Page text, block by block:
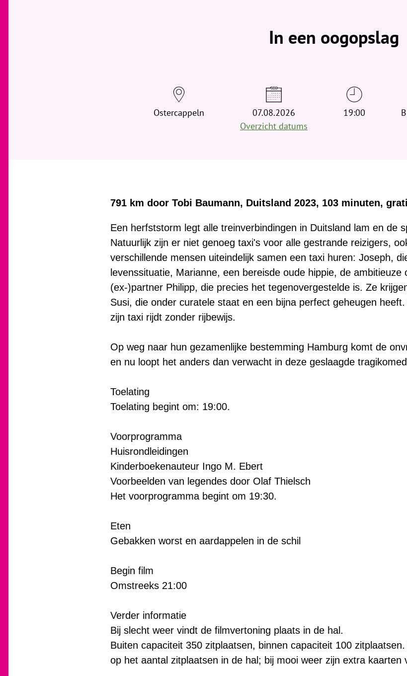
In een oogopslag
Ostercappeln
07.08.2026
Overzicht datums
19:00
791 km door Tobi Baumann, Duitsland 2023, 103 minuten,
Een herfststorm legt alle treinverbindingen in Duitsland lam en de
Natuurlijk zijn er niet genoeg taxi's voor alle gestrande reizigers,
verschillende mensen uiteindelijk samen een taxi huren: Joseph,
levenssituatie, Marianne, een bereisde oude hippie, de ambitieuze
(ex-)partner Philipp, die precies het tegenovergestelde is. Ze
Susi, die onder curatele staat en een bijna perfect geheugen
zijn taxi rijdt zonder rijbewijs.
Op weg naar hun gezamenlijke bestemming Hamburg komt de
en nu loopt het anders dan verwacht in deze geslaagde
Toelating
Toelating begint om: 19:00.
Voorprogramma
Huisrondleidingen
Kinderboekenauteur Ingo M. Ebert
Voorbeelden van legendes door Olaf Thielsch
Het voorprogramma begint om 19:30.
Eten
Gebakken worst en aardappelen in de schil
Begin film
Omstreeks 21:00
Verder informatie
Bij slecht weer vindt de filmvertoning plaats in de hal.
Buiten capaciteit 350 zitplaatsen, binnen capaciteit 100
op het aantal zitplaatsen in de hal; bij mooi weer zijn extra kaarten